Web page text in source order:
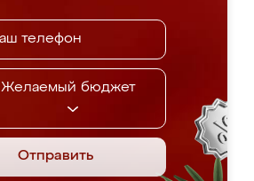
Желаемый бюджет
Отправить